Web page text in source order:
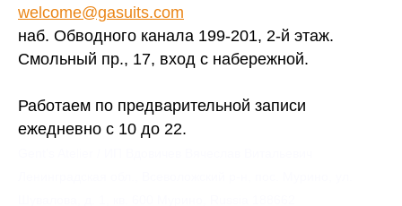
welcome@gasuits.com
наб. Обводного канала 199-201, 2-й этаж.
Смольный пр., 17, вход с набережной.
Работаем по предварительной записи
ежедневно с 10 до 22.